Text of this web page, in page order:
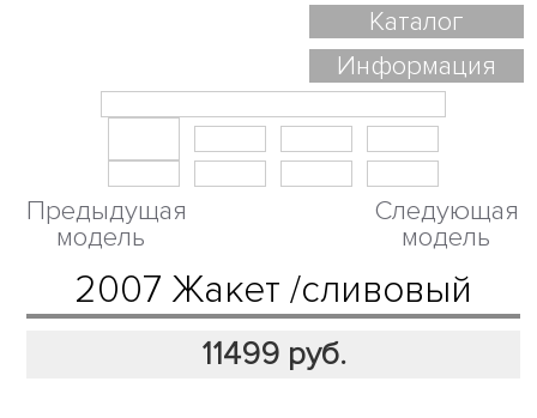
Каталог
Информация
Предыдущая
модель
Следующая
модель
2007 Жакет /сливовый
11499руб.